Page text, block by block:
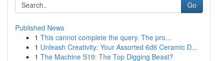
Go
Published News
1 This cannot complete the query. The pro...
1 Unleash Creativity: Your Assorted 6d6 Ceramic D...
1 The Machine S19: The Top Digging Beast?